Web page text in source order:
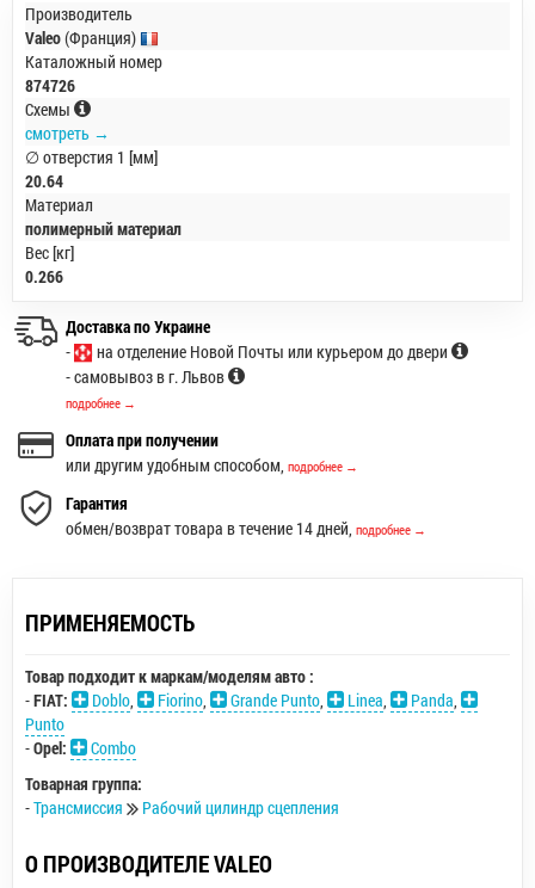
Производитель
Valeo(Франция)
Каталожный номер
874726
Схемы
смотреть →
∅ отверстия 1 [мм]
20.64
Материал
полимерный материал
Вес [кг]
0.266
Доставка по Украине
-
на отделение Новой Почты или курьером до двери
- самовывоз в г. Львов
подробнее →
Оплата при получении
или другим удобным способом, подробнее →
Гарантия
обмен/возврат товара в течение 14 дней, подробнее →
ПРИМЕНЯЕМОСТЬ
Товар подходит к маркам/моделям авто :
-FIAT: Doblo Fiorino Grande Punto Linea Panda
Punto
-Opel:
Combo
Товарная группа:
-Трансмиссия Рабочий цилиндр сцепления
О ПРОИЗВОДИТЕЛЕ VALEO